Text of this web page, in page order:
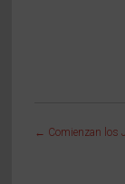
← Comienzan los